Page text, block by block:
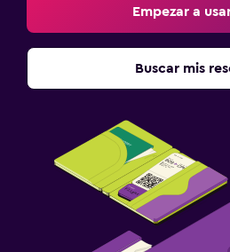
Empezar a
Buscar mis